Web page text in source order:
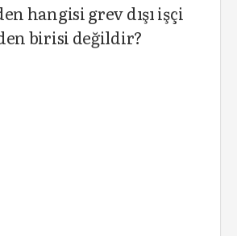
hangisi grev dışı işçi
birisi değildir?